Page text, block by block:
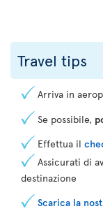
Travel tips
Arriva in
Se possibile,
Effettua il
Assicurati di
destinazione
Scarica la